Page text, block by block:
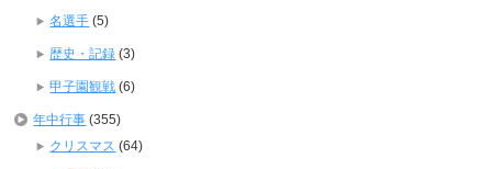
名選手 (5)
歴史・記録 (3)
甲子園観戦 (6)
年中行事 (355)
クリスマス (64)